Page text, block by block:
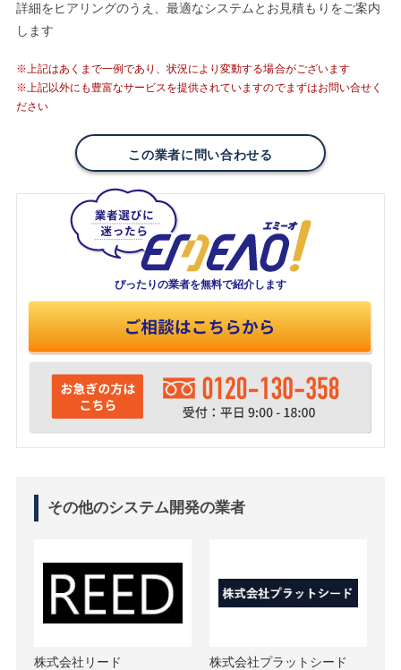
詳細をヒアリングのうえ、最適なシステムとお見積もりをご案内
します
※上記はあくまで一例であり、状況により変動する場合がございます
※上記以外にも豊富なサービスを提供されていますのでまずはお問い合せく
ださい
この業者に問い合わせる
ぴったりの業者を無料で紹介します
その他のシステム開発の業者
株式会社リード 株式会社プラットシード